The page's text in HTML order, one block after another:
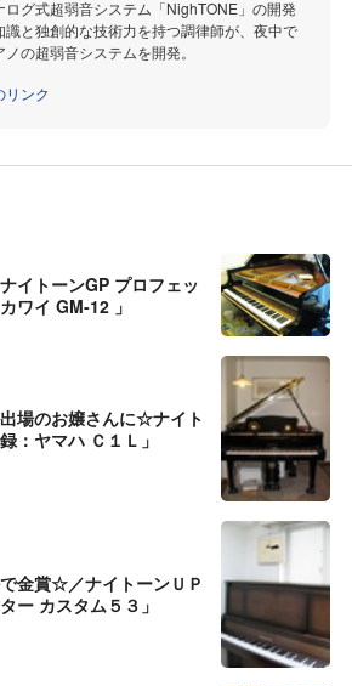
ログ式超弱音システム「NighTONE」の開発
識と独創的な技術力を持つ調律師が、夜中で
の超弱音システムを開発。
リンク
イトーンGP プロフェッ
ワイ GM-12 」
場のお嬢さんに☆ナイト
：ヤマハ Ｃ１Ｌ」
金賞☆／ナイトーンＵＰ
ー カスタム５３」